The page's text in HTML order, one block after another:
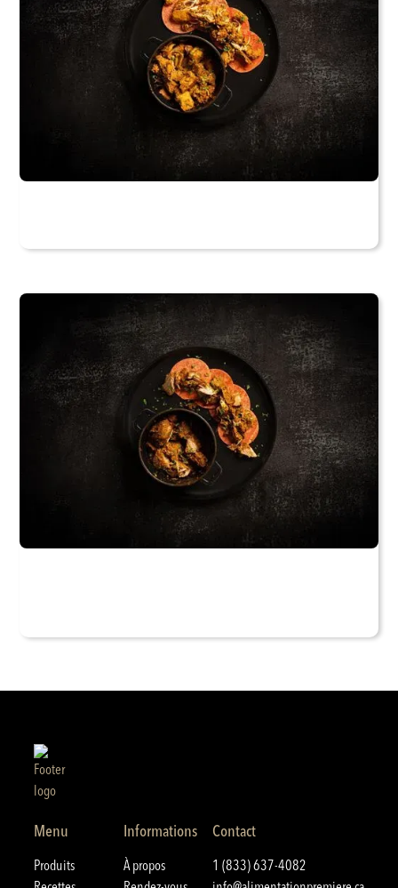
Menu
Produits
Informations
À propos
Contact
1 (833) 637-4082